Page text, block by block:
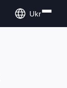
Ukr